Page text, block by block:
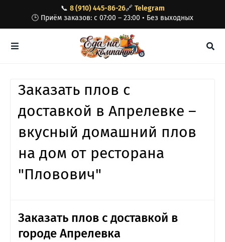
📞 8 (910) 445-86-26🔗 Telegram
🕒 Приём заказов: с 07:00 – 23:00 • Без выходных
Заказать плов с
доставкой в Апрелевке –
вкусный домашний плов
на дом от ресторана
"Пловович"
Заказать плов с доставкой в
городе Апрелевка